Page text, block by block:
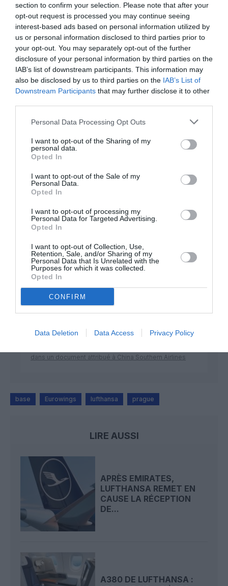
section to confirm your selection. Please note that after your
opt-out request is processed you may continue seeing
interest-based ads based on personal information utilized by
us or personal information disclosed to third parties prior to
your opt-out. You may separately opt-out of the further
disclosure of your personal information by third parties on the
IAB’s list of downstream participants. This information may
also be disclosed by us to third parties on the IAB’s List of
Downstream Participants that may further disclose it to other
Personal Data Processing Opt Outs
I want to opt-out of the Sharing of my
personal data.
Opted In
I want to opt-out of the Sale of my
Personal Data.
Opted In
I want to opt-out of processing my
Personal Data for Targeted Advertising.
Opted In
I want to opt-out of Collection, Use,
Retention, Sale, and/or Sharing of my
Personal Data that Is Unrelated with the
Purposes for which it was collected.
Opted In
CONFIRM
Data Deletion Data Access Privacy Policy
LAISSER UN COMMENTAIRE
FAIRE UN DON
Appel aux lecteurs !
Soutenez Air Journal participez
DERNIERS COMMENTAIRES
Vincenta commenté l'article :
Bruxelles
Ibrahim a commenté l'article :
dans un document attribué à China Southern Airlines
base Eurowings lufthansa prague
LIRE AUSSI
APRÈS EMIRATES,
LUFTHANSA REMET EN
CAUSE LA RÉCEPTION
DE...
A380 DE LUFTHANSA :